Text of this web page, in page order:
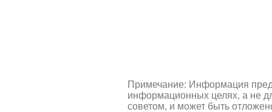
Примечание: Информация
информационных целях, а не
советом, и может быть